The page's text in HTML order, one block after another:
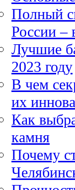
Полный
России –
Лучшие
2023 году
В чем
их
Как
камня
Почему